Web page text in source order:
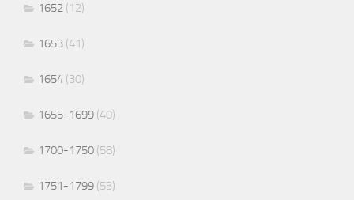
1652 (12)
1653 (41)
1654 (30)
1655-1699 (40)
1700-1750 (58)
1751-1799 (53)